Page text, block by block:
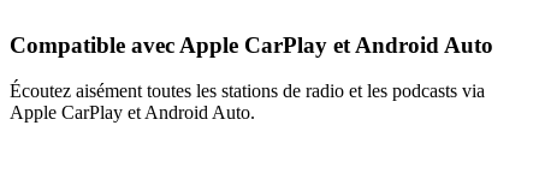
Compatible avec Apple CarPlay et Android Auto
Écoutez aisément toutes les stations de radio et les podcasts via
Apple CarPlay et Android Auto.